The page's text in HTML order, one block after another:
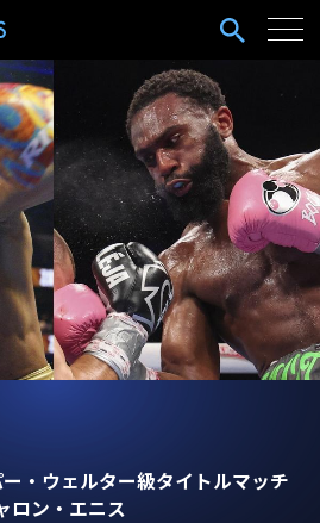
・ウェルター級タイトルマッチ
ロン・エニス